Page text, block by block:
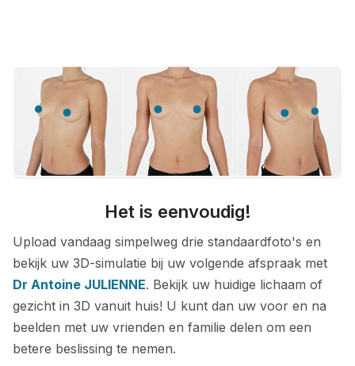
Het is eenvoudig!
Upload vandaag simpelweg drie standaardfoto's en
bekijk uw 3D-simulatie bij uw volgende afspraak met
Dr Antoine JULIENNE. Bekijk uw huidige lichaam of
gezicht in 3D vanuit huis! U kunt dan uw voor en na
beelden met uw vrienden en familie delen om een
betere beslissing te nemen.